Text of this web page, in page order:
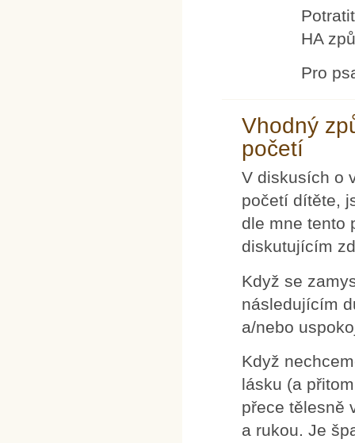
HA
Pro
Vhodný
početí
V diskusích o
početí dítěte,
dle mne tento
diskutujícím
Když se
následujícím
a/nebo
Když
lásku (a
přece tělesně
a rukou. Je